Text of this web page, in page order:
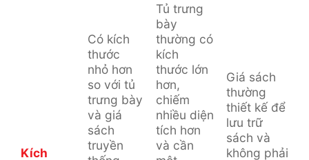
Kích
Có kích
thước
nhỏ hơn
so với tủ
trưng bày
và giá
sách
truyền
Tủ trưng
bày
thường có
kích
thước lớn
hơn,
chiếm
nhiều diện
tích hơn
và cần
Giá sách
thường
thiết kế để
lưu trữ
sách và
không phải